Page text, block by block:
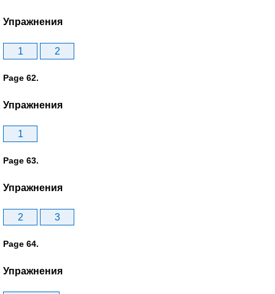
Упражнения
1 2
Page 62.
Упражнения
1
Page 63.
Упражнения
2 3
Page 64.
Упражнения